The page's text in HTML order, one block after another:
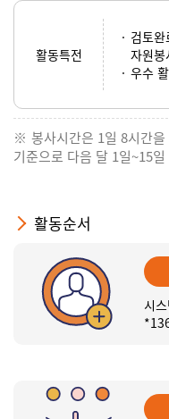
활동특전
검토
자원봉
우수
봉사시간은 1일 8시간
기준으로 다음 달 1일~15
활동순서
시